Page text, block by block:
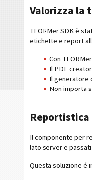
Valorizza la
TFORMer SDK è
etichette e report
Con
Il PDF
Il generatore
Non importa
Reportistica
Il componente per
lato server e
Questa soluzione é